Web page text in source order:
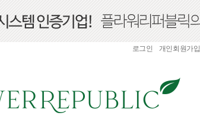
로그인 개인회원가입